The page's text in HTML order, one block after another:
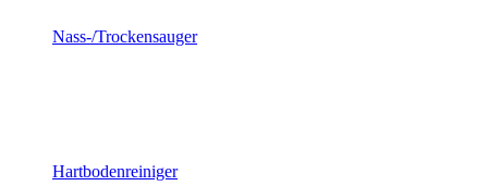
Nass-/Trockensauger
Hartbodenreiniger